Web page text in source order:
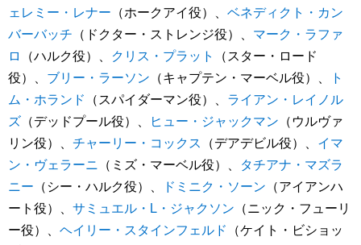
ェレミー・レナー （ホークアイ役）、 ベネディクト・カン
バーバッチ （ドクター・ストレンジ役）、 マーク・ラファ
ロ （ハルク役）、 クリス・プラット
（スター・ロード
役）、 ブリー・ラーソン （キャプテン・マーベル役）、
ト
ム・ホランド （スパイダーマン役）、 ライアン・レイノル
ズ （デッドプール役）、 ヒュー・ジャックマン （ウルヴァ
リン役）、 チャーリー・コックス （デアデビル役）、 イマ
ン・ヴェラーニ （ミズ・マーベル役）、 タチアナ・マズラ
ニー （シー・ハルク役）、 ドミニク・ソーン （アイアンハ
ート役）、 サミュエル・L・ジャクソン （ニック・フューリ
ー役）、 ヘイリー・スタインフェルド （ケイト・ビショッ